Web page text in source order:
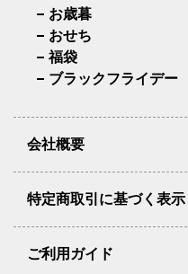
お歳暮
おせち
福袋
ブラックフライデー
会社概要
特定商取引に基づく表示
ご利用ガイド